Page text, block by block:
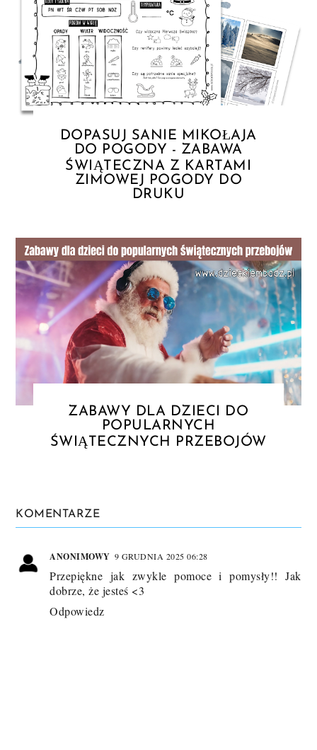
DOPASUJ SANIE MIKOŁAJA
DO POGODY - ZABAWA
ŚWIĄTECZNA Z KARTAMI
ZIMOWEJ POGODY DO
DRUKU
ZABAWY DLA DZIECI DO
POPULARNYCH
ŚWIĄTECZNYCH PRZEBOJÓW
KOMENTARZE
ANONIMOWY 9 GRUDNIA 2025 06:28
Przepiękne jak zwykle pomoce i pomysły!! Jak
dobrze, że jesteś <3
Odpowiedz